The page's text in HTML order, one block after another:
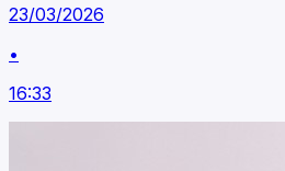
23/03/2026
•
16:33